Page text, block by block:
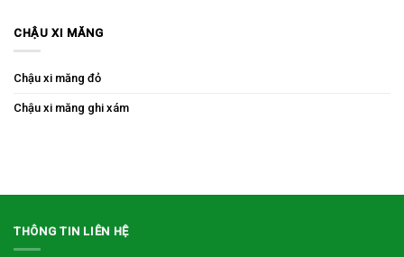
CHẬU XI MĂNG
Chậu xi măng đỏ
Chậu xi măng ghi xám
THÔNG TIN LIÊN HỆ